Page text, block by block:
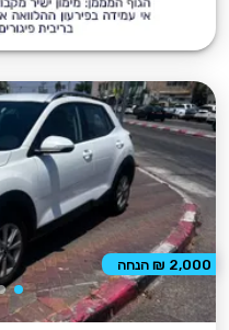
2,000 ₪ הנחה